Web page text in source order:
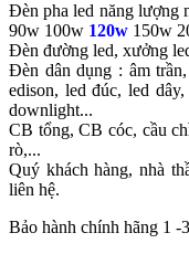
Đèn pha led năng lượng
90w 100w 120w 150w
Đèn đường led, xưởng
Đèn dân dụng : âm
edison, led đúc, led
downlight...
CB tổng, CB cóc, cầu
rò,...
Quý khách hàng, nhà
liên hệ.
Bảo hành chính hãng 1 -